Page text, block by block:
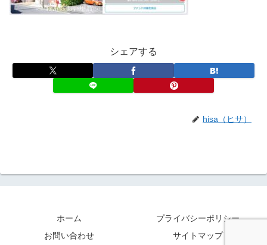
シェアする
hisa（ヒサ）
ホーム
プライバシーポリシー
お問い合わせ
サイトマップ